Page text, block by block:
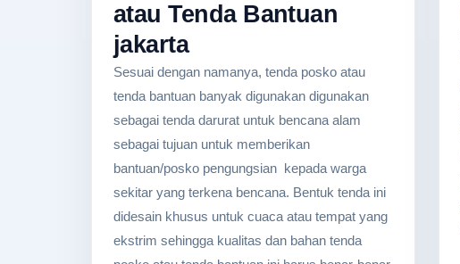
atau Tenda Bantuan
jakarta
Sesuai dengan namanya, tenda posko atau
tenda bantuan banyak digunakan digunakan
sebagai tenda darurat untuk bencana alam
sebagai tujuan untuk memberikan
bantuan/posko pengungsian kepada warga
sekitar yang terkena bencana. Bentuk tenda ini
didesain khusus untuk cuaca atau tempat yang
ekstrim sehingga kualitas dan bahan tenda